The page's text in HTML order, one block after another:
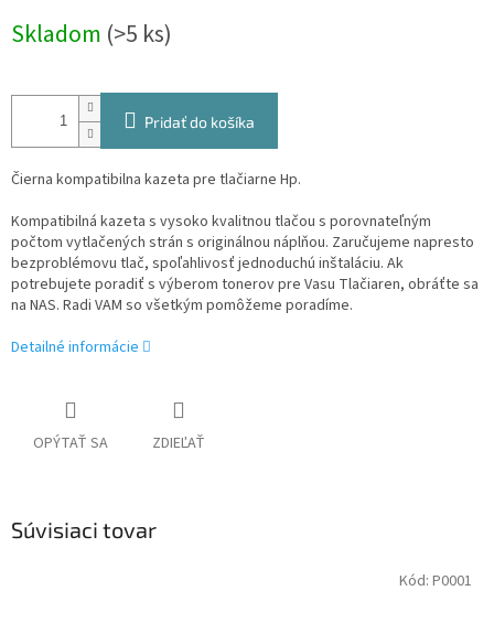
cena:
Skladom (>5 ks)
Pridať do košíka
Čierna kompatibilna kazeta pre tlačiarne Hp.
Kompatibilná kazeta s vysoko kvalitnou tlačou s porovnateľným
počtom vytlačených strán s originálnou náplňou. Zaručujeme napresto
bezproblémovu tlač, spoľahlivosť jednoduchú inštaláciu. Ak
potrebujete poradiť s výberom tonerov pre Vasu Tlačiaren, obráťte sa
na NAS. Radi VAM so všetkým pomôžeme poradíme.
Detailné informácie
OPÝTAŤ SA ZDIEĽAŤ
Súvisiaci tovar
Kód: P0001